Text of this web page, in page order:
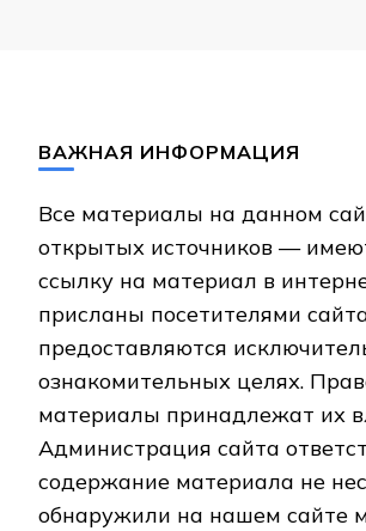
ВАЖНАЯ ИНФОРМАЦИЯ
Все материалы на данном
открытых источников —
ссылку на материал в
присланы посетителями
предоставляются
ознакомительных целях.
материалы принадлежат их
Администрация сайта
содержание материала не
обнаружили на нашем сайте